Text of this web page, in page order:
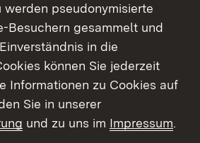
ist dies der letzte
Wutachtalblick bis
20. August 2026
werden pseudonymisierte
Besuchern gesammelt und
in die
können Sie jederzeit
Informationen zu Cookies auf
Sie in unserer
und zu uns im Impressum.